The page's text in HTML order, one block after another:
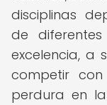
disciplinas
de
excelencia, a
competir
perdura en